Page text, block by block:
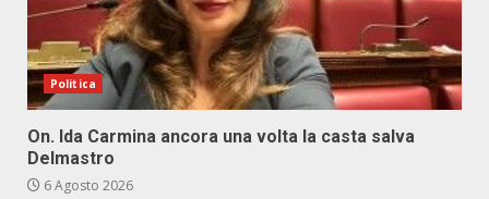
Politica
On. Ida Carmina ancora una volta la casta salva
Delmastro
6 Agosto 2026